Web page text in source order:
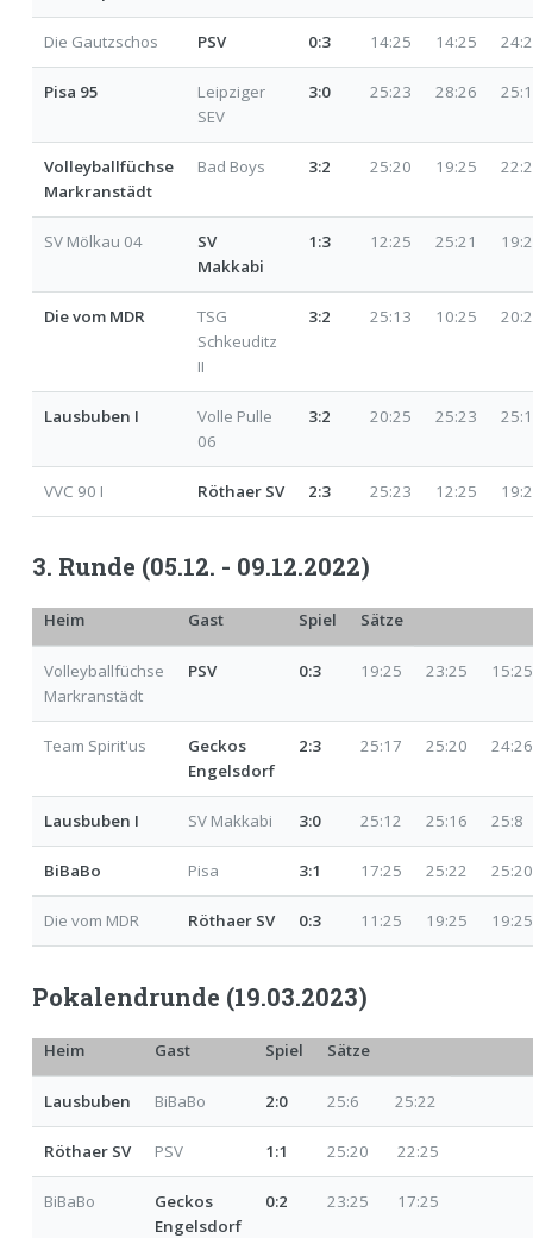
Die Gautzschos PSV 0:3 14:25 14:25
Pisa 95
Leipziger
SEV
3:0 25:23 28:26
Volleyballfüchse
Markranstädt
Bad Boys 3:2 25:20 19:25
SV Mölkau 04
SV
Makkabi
1:3 12:25 25:21
Die vom MDR
TSG
Schkeuditz
II
3:2 25:13 10:25
Lausbuben I
Volle Pulle
06
3:2 20:25 25:23
VVC 90 I Röthaer SV 2:3 25:23 12:25
3. Runde (05.12. - 09.12.2022)
Heim Gast Spiel Sätze
Volleyballfüchse
Markranstädt
PSV 0:3 19:25 23:25 15:25
Team Spirit'us
Geckos
Engelsdorf
2:3 25:17 25:20 24:26
Lausbuben I SV Makkabi 3:0 25:12 25:16 25:8
BiBaBo Pisa 3:1 17:25 25:22 25:20
Die vom MDR Röthaer SV 0:3 11:25 19:25 19:25
Pokalendrunde (19.03.2023)
Heim Gast Spiel Sätze
Lausbuben BiBaBo 2:0 25:6 25:22
Röthaer SV PSV 1:1 25:20 22:25
BiBaBo
Geckos
Engelsdorf
0:2 23:25 17:25